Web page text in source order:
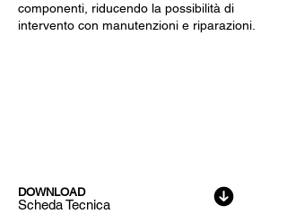
componenti, riducendo la possibilità di
intervento con manutenzioni e riparazioni.
DOWNLOAD
Scheda Tecnica